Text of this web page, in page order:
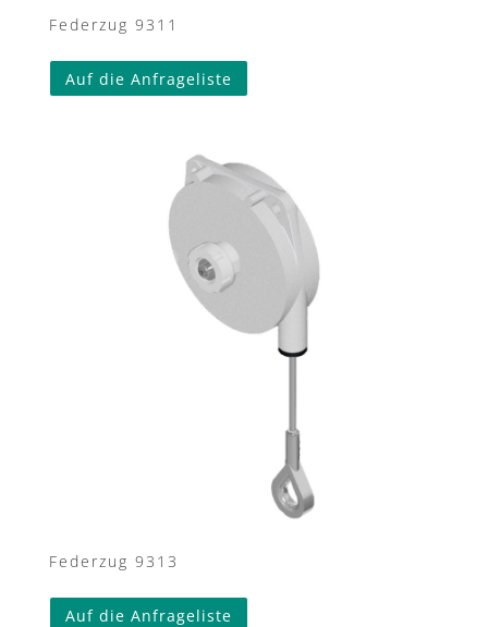
Federzug 9311
Auf die Anfrageliste
Federzug 9313
Auf die Anfrageliste